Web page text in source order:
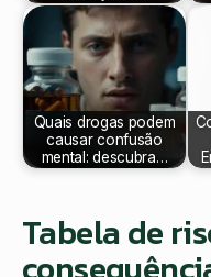
Quais drogas podem
causar confusão
mental: descubra…
Tabela de